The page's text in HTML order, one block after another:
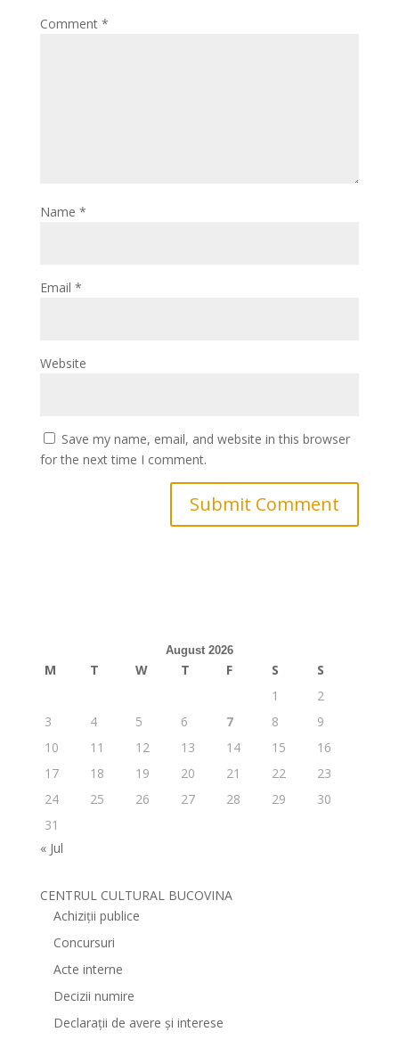
Comment *
Name *
Email *
Website
Save my name, email, and website in this browser
for the next time I comment.
August 2026
M T W T F S
S
1
2
3
4 5 6 7 8
9
10
11 12 13 14 15
16
17
18 19 20 21 22
23
24
25 26 27 28 29
30
31
« Jul
CENTRUL CULTURAL BUCOVINA
Achiziții publice
Concursuri
Acte interne
Decizii numire
Declarații de avere și interese